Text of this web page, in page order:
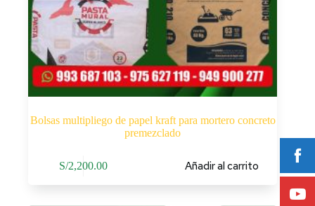
Bolsas multipliego de papel kraft para mortero concreto
premezclado
S/2,200.00 Añadir al carrito